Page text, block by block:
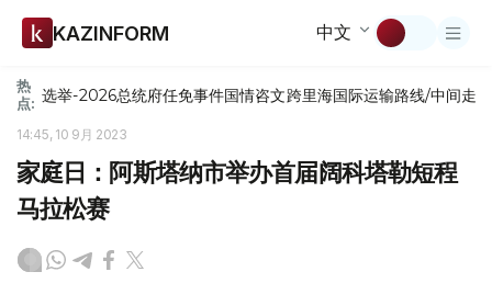
KAZINFORM 中文
热
点: 选举-2026总统府任免事件国情咨文跨里海国际运输路线/中间走廊
14:45, 10 9月 2023
家庭日：阿斯塔纳市举办首届阔科塔勒短程
马拉松赛